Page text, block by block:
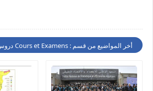
أخر المواضيع من قسم : Cours et Examens دروس وامتحانات